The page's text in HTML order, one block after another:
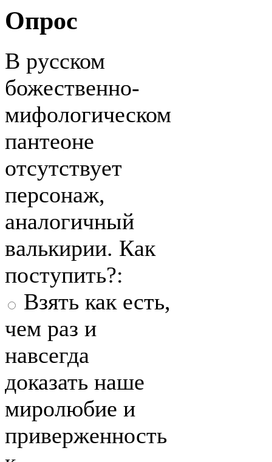
Опрос
В русском
божественно-
мифологическом
пантеоне
отсутствует
персонаж,
аналогичный
валькирии. Как
поступить?:
Взять как есть,
чем раз и
навсегда
доказать наше
миролюбие и
приверженность